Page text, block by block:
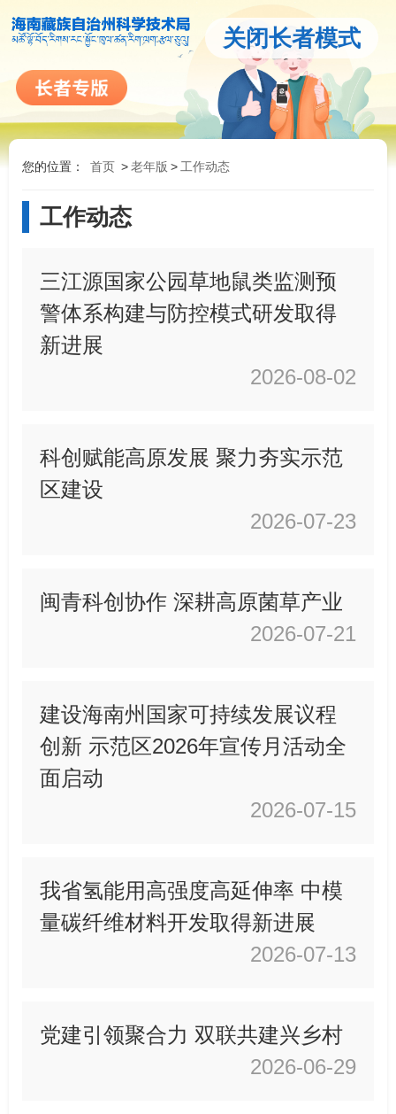
关闭长者模式
您的位置： 首页 >老年版 > 工作动态
工作动态
2026-08-02
三江源国家公园草地鼠类监测预
警体系构建与防控模式研发取得
新进展
2026-07-23
科创赋能高原发展 聚力夯实示范
区建设
2026-07-21
闽青科创协作 深耕高原菌草产业
2026-07-15
建设海南州国家可持续发展议程
创新 示范区2026年宣传月活动全
面启动
2026-07-13
我省氢能用高强度高延伸率 中模
量碳纤维材料开发取得新进展
2026-06-29
党建引领聚合力 双联共建兴乡村